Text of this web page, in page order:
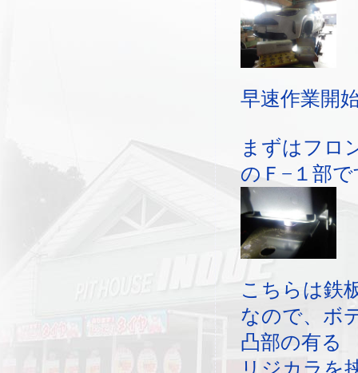
早速作業開
まずはフロ
のＦ−１部
こちらは鉄
なので、ボ
凸部の有る
リジカラを